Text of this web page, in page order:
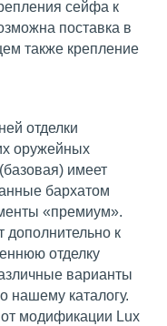
сейфа к
поставка в
также крепление
отделки
оружейных
имеет
бархатом
«премиум».
к
отделку
варианты
нашему каталогу.
модификации Lux